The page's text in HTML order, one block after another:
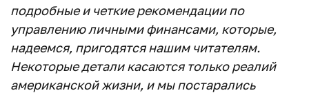
подробные и четкие рекомендации по
управлению личными финансами, которые,
надеемся, пригодятся нашим читателям.
Некоторые детали касаются только реалий
американской жизни, и мы постарались